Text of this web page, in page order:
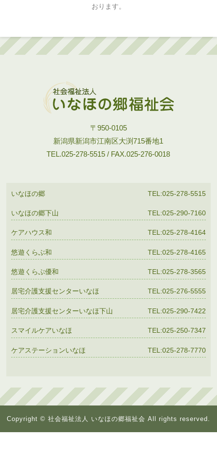
おります。
〒950-0105
新潟県新潟市江南区大渕715番地1
TEL.025-278-5515 / FAX.025-276-0018
いなほの郷 TEL:025-278-5515
いなほの郷下山 TEL:025-290-7160
ケアハウス和 TEL:025-278-4164
悠遊くらぶ和 TEL:025-278-4165
悠遊くらぶ優和 TEL:025-278-3565
居宅介護支援センターいなほ TEL:025-276-5555
居宅介護支援センターいなほ下山 TEL:025-290-7422
スマイルケアいなほ TEL:025-250-7347
ケアステーションいなほ TEL:025-278-7770
Copyright © 社会福祉法人 いなほの郷福祉会 All rights reserved.